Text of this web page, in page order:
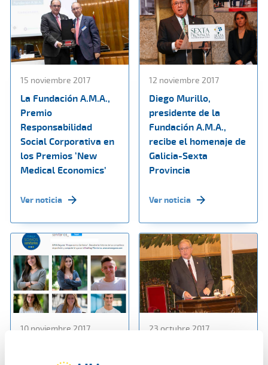
15 noviembre 2017
La Fundación A.M.A.,
Premio
Responsabilidad
Social Corporativa en
los Premios ‘New
Medical Economics’
Ver noticia
12 noviembre 2017
Diego Murillo,
presidente de la
Fundación A.M.A.,
recibe el homenaje de
Galicia-Sexta
Provincia
Ver noticia
10 noviembre 2017
de Instagram
23 octubre 2017